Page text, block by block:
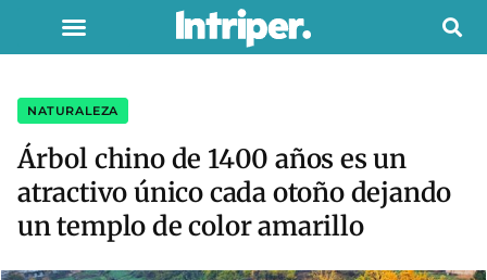
NATURALEZA
Árbol chino de 1400 años es un
atractivo único cada otoño dejando
un templo de color amarillo